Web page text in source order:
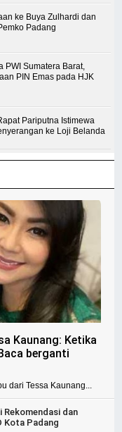
ke Buya Zulhardi dan
Padang
PWI Sumatera Barat,
PIN Emas pada HJK
Pariputna Istimewa
ke Loji Belanda
Kaunang: Ketika
berganti
dari Tessa Kaunang...
Rekomendasi dan
Kota Padang